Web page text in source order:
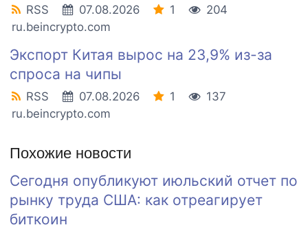
RSS 07.08.2026 1
204
ru.beincrypto.com
Экспорт Китая вырос на 23,9% из-за
спроса на чипы
RSS 07.08.2026 1
137
ru.beincrypto.com
Похожие новости
Сегодня опубликуют июльский отчет по
рынку труда США: как отреагирует
биткоин